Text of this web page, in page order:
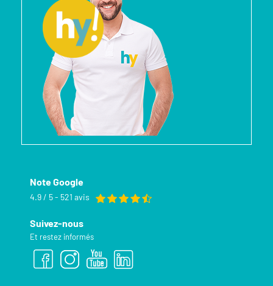
Note Google
4.9 / 5 - 521 avis
Suivez-nous
Et restez informés